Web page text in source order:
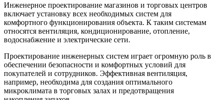
Инженерное проектирование магазинов и торговых центров
включает установку всех необходимых систем для
комфортного функционирования объекта. К таким системам
относятся вентиляция, кондиционирование, отопление,
водоснабжение и электрические сети.
Проектирование инженерных систем играет огромную роль в
обеспечении безопасности и комфортных условий для
покупателей и сотрудников. Эффективная вентиляция,
например, необходима для создания оптимального
микроклимата в торговых залах и предотвращения